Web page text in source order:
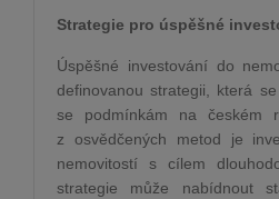
Strategie pro úspěšné
Úspěšné investování do
definovanou strategii, která
se podmínkám na českém
z osvědčených metod je
nemovitostí s cílem
strategie může nabídnout